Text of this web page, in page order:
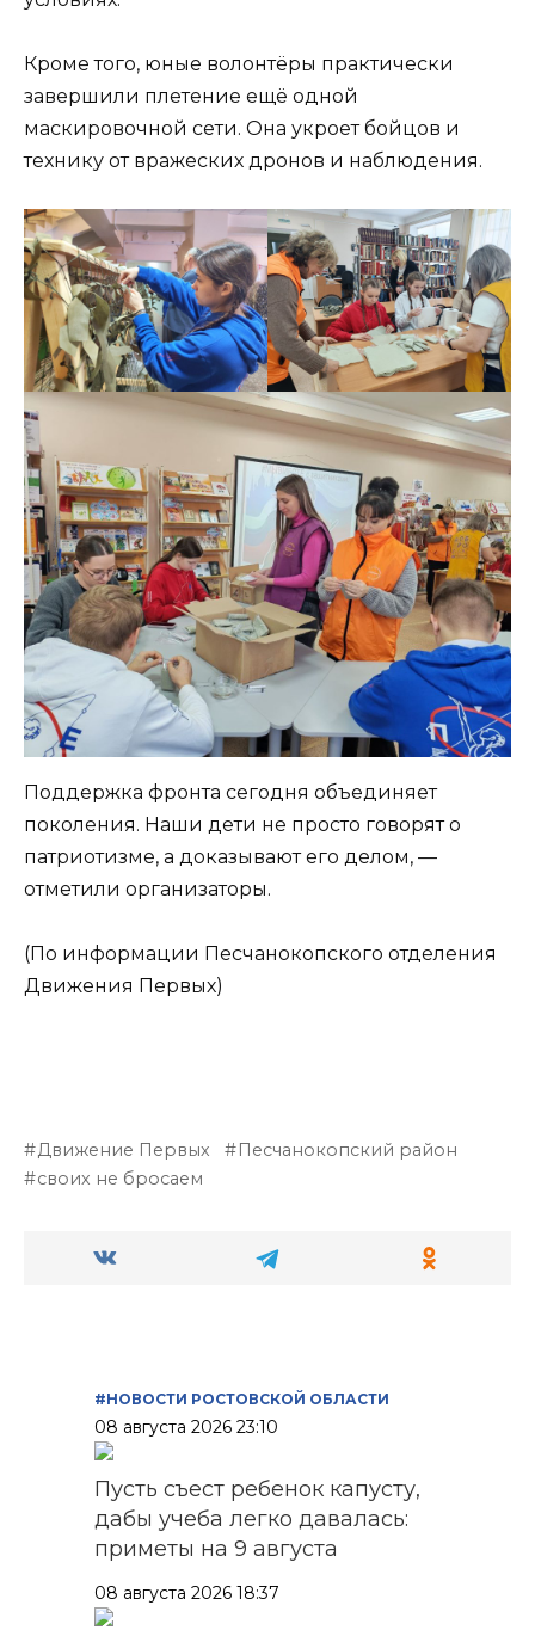
Кроме того, юные волонтёры практически
завершили плетение ещё одной
маскировочной сети. Она укроет бойцов и
технику от вражеских дронов и наблюдения.
Поддержка фронта сегодня объединяет
поколения. Наши дети не просто говорят о
патриотизме, а доказывают его делом, —
отметили организаторы.
(По информации Песчанокопского отделения
Движения Первых)
Движение Первых
Песчанокопский район
своих не бросаем
#НОВОСТИ РОСТОВСКОЙ ОБЛАСТИ
08 августа 2026 23:10
Пусть съест ребенок капусту,
дабы учеба легко давалась:
приметы на 9 августа
08 августа 2026 18:37